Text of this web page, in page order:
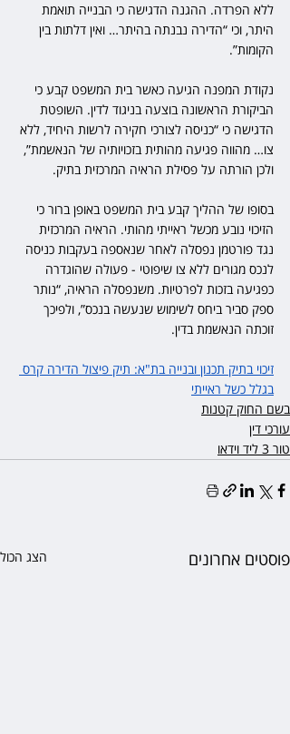
ללא הפרדה. ההגנה הדגישה כי הבנייה תואמת
היתר, וכי “הדירה נבנתה בהיתר… ואין דלתות בין
הקומות”.
נקודת המפנה הגיעה כאשר בית המשפט קבע כי
הביקורת הראשונה בוצעה בניגוד לדין. השופטת
הדגישה כי “כניסה לצורכי חקירה לרשות היחיד, ללא
צו… מהווה פגיעה מהותית בזכויותיה של הנאשמת”,
ולכן הורתה על פסילת הראיה המרכזית בתיק.
בסופו של ההליך קבע בית המשפט באופן ברור כי
הזיכוי נובע מכשל ראייתי מהותי. הראיה המרכזית
נגד פורטמן נפסלה לאחר שנאספה בעקבות כניסה
לנכס מגורים ללא צו שיפוטי - פעולה שהוגדרה
כפגיעה בזכות לפרטיות. משנפסלה הראיה, “נותר
ספק סביר ביחס לשימוש שנעשה בנכס”, ולפיכך
זוכתה הנאשמת בדין.
זיכוי בתיק תכנון ובנייה בת"א: תיק פיצול הדירה קרס
בגלל כשל ראייתי
בשם החוק קטנות
עורכי דין
טור 3 ליד וידאו
פוסטים אחרונים הצג הכול